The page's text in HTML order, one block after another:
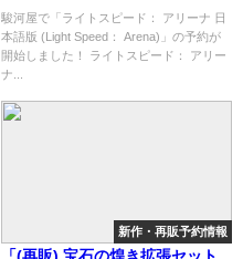
Arena)」の概略と予約購入可能
なショップ紹介！
駿河屋で「ライトスピード： アリーナ 日
本語版 (Light Speed： Arena)」の予約が
開始しました！ ライトスピード： アリー
ナ...
新作・再販予約情報